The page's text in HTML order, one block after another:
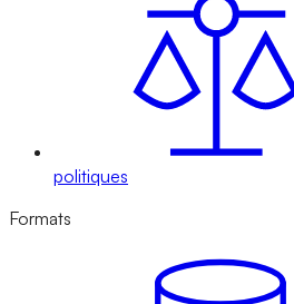
politiques
Formats